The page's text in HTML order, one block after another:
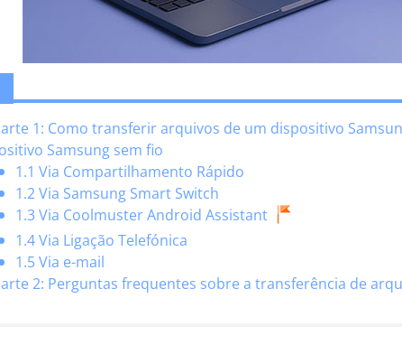
1: Como transferir arquivos de um dispositivo
Samsung sem fio
1.1 Via Compartilhamento Rápido
1.2 Via Samsung Smart Switch
1.3 Via Coolmuster Android Assistant
1.4 Via Ligação Telefónica
1.5 Via e-mail
2: Perguntas frequentes sobre a transferência de